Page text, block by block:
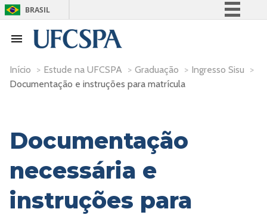
BRASIL
Participe
Acesso à informação
Início > Estude na UFCSPA > Graduação > Ingresso Sisu >
Documentação e instruções para matrícula
Documentação
necessária e
instruções para